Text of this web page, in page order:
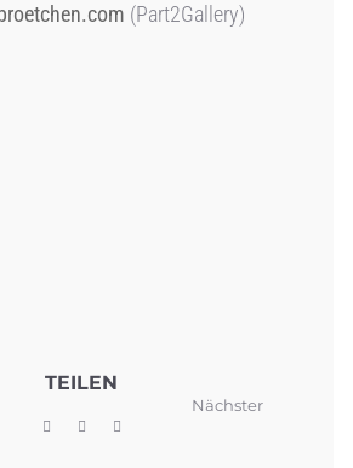
(Part2Gallery)
TEILEN
Nächster